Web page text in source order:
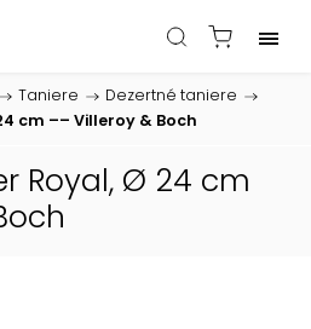
/ Taniere / Dezertné taniere /
cm –– Villeroy & Boch
Royal, Ø 24 cm